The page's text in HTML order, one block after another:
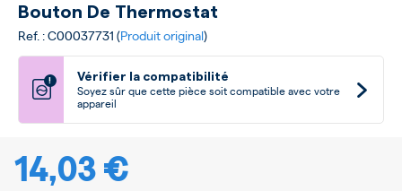
Bouton De Thermostat
Ref. : C00037731 (Produit original)
! Vérifier la compatibilité
Soyez sûr que cette pièce soit compatible avec votre
appareil
14,03 €